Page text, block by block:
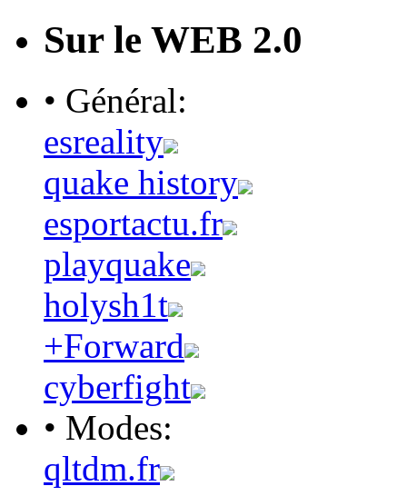
Sur le WEB 2.0
• Général:
esreality
quake history
esportactu.fr
playquake
holysh1t
+Forward
cyberfight
• Modes:
qltdm.fr